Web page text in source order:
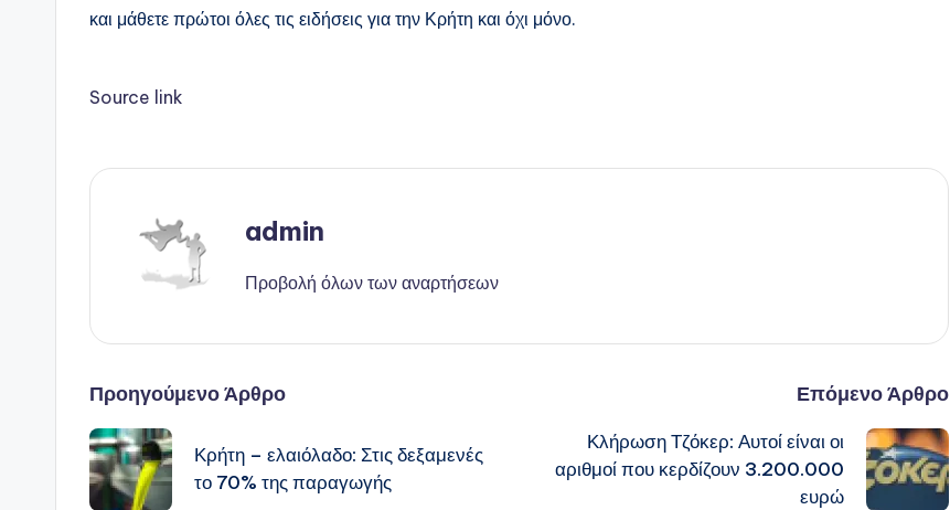
και μάθετε πρώτοι όλες τις ειδήσεις για την Κρήτη και όχι μόνο.
Source link
admin
Προβολή όλων των αναρτήσεων
Πλοήγηση
δημοσιεύσεων
Προηγούμενο Άρθρο
Κρήτη – ελαιόλαδο: Στις δεξαμενές
το 70% της παραγωγής
Επόμενο Άρθρο
Κλήρωση Τζόκερ: Αυτοί είναι οι
αριθμοί που κερδίζουν 3.200.000
ευρώ